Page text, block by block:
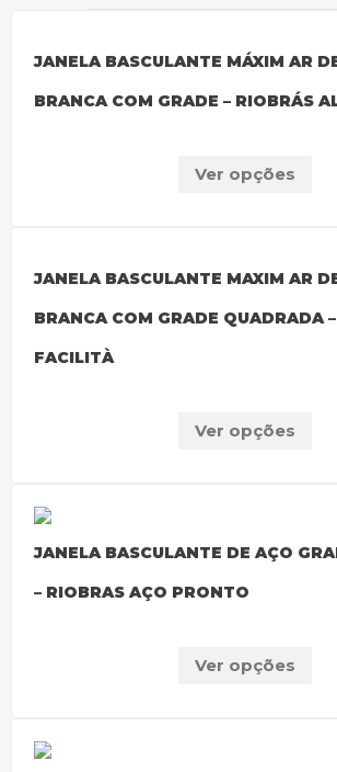
JANELA BASCULANTE MÁXIM AR
BRANCA COM GRADE – RIOBRÁS
Ver opções
JANELA BASCULANTE MAXIM AR
BRANCA COM GRADE QUADRADA
FACILITÀ
Ver opções
JANELA BASCULANTE DE AÇO
– RIOBRAS AÇO PRONTO
Ver opções